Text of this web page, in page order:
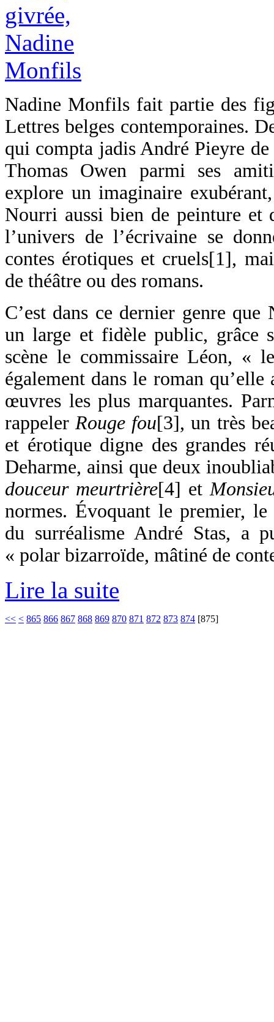
Nadine Monfils fait partie des
Lettres belges contemporaines.
qui compta jadis André Pieyre
Thomas Owen parmi ses
explore un imaginaire
Nourri aussi bien de peinture et
l’univers de l’écrivaine se
contes érotiques et cruels[1],
de théâtre ou des romans.
C’est dans ce dernier genre que
un large et fidèle public, grâce
scène le commissaire Léon, «
également dans le roman
œuvres les plus marquantes.
rappelerRouge fou[3], un très
et érotique digne des grandes
Deharme, ainsi que deux
douceur meurtrière[4] et
normes. Évoquant le premier,
du surréalisme André Stas, a
« polar bizarroïde, mâtiné de
Lire la suite
<< < 865 866 867 868 869 870 871 872 873 874 [875]